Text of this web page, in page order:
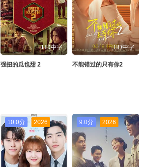
HD中字
强扭的瓜也甜 2
HD中字
不能错过的只有你2
10.0分 2026 9.0分 2026